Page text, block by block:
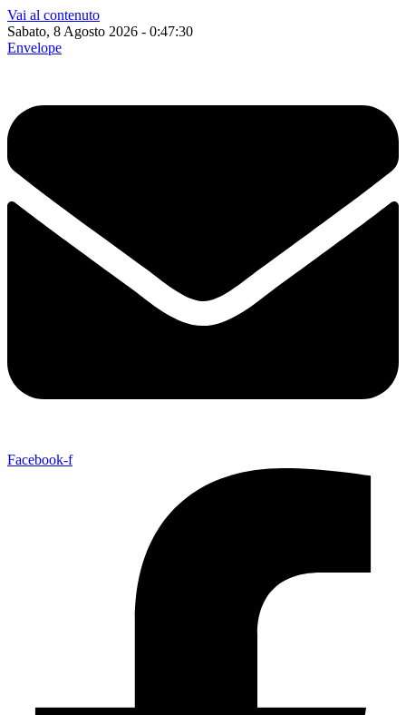
Vai al contenuto
Sabato, 8 Agosto 2026 - 0:47:31
Envelope
Facebook-f